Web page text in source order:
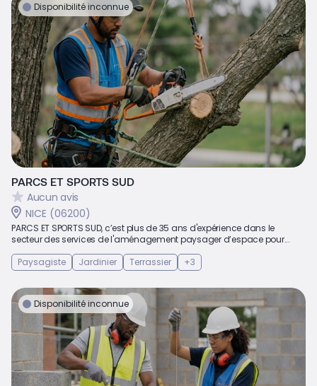
Disponibilité inconnue
PARCS ET SPORTS SUD
Aucun avis
NICE (06200)
PARCS ET SPORTS SUD, c’est plus de 35 ans d'expérience dans le
secteur des services de l'aménagement paysager d’espace pour...
Paysagiste
Jardinier Terrassier +3
Disponibilité inconnue